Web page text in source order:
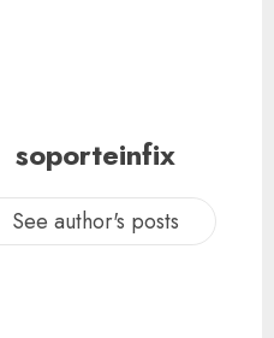
soporteinfix
See author's posts